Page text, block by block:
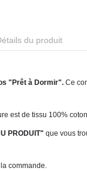
du produit
"Prêt à Dormir". Ce
de tissu 100%
PRODUIT" que vous
commande.